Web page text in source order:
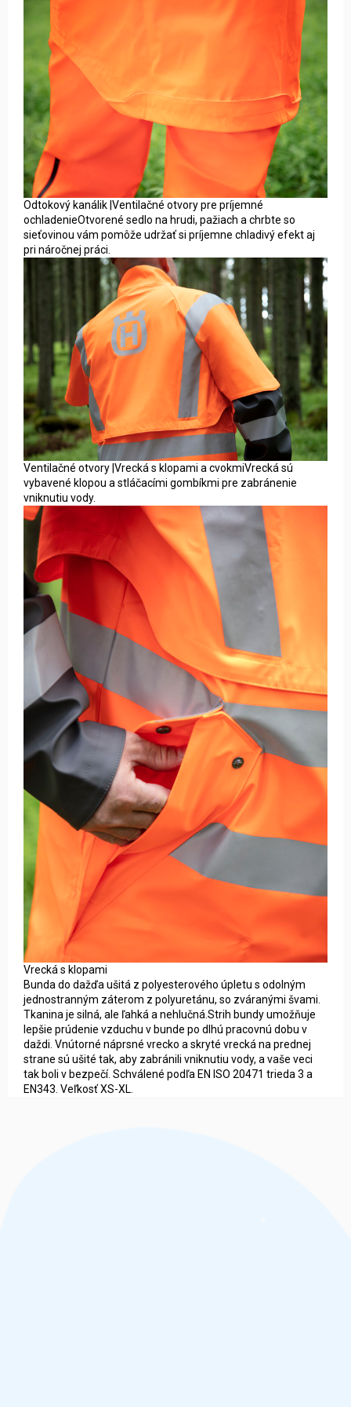
Odtokový kanálik |Ventilačné otvory pre príjemné
ochladenieOtvorené sedlo na hrudi, pažiach a chrbte so
sieťovinou vám pomôže udržať si príjemne chladivý efekt aj
pri náročnej práci.
Ventilačné otvory |Vrecká s klopami a cvokmiVrecká sú
vybavené klopou a stláčacími gombíkmi pre zabránenie
vniknutiu vody.
Vrecká s klopami
Bunda do dažďa ušitá z polyesterového úpletu s odolným
jednostranným záterom z polyuretánu, so zváranými švami.
Tkanina je silná, ale ľahká a nehlučná.Strih bundy umožňuje
lepšie prúdenie vzduchu v bunde po dlhú pracovnú dobu v
daždi. Vnútorné náprsné vrecko a skryté vrecká na prednej
strane sú ušité tak, aby zabránili vniknutiu vody, a vaše veci
tak boli v bezpečí. Schválené podľa EN ISO 20471 trieda 3 a
EN343. Veľkosť XS-XL.